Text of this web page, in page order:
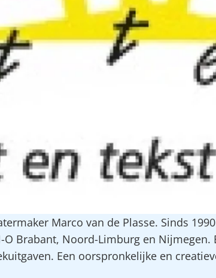
Marco van de Plasse. Sinds
Brabant, Noord-Limburg en Nijmegen.
Een oorspronkelijke en